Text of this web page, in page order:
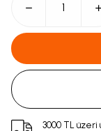
3000 TL üzeri